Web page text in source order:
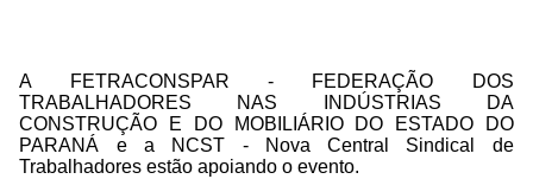
A FETRACONSPAR - FEDERAÇÃO DOS
TRABALHADORES NAS INDÚSTRIAS DA
CONSTRUÇÃO E DO MOBILIÁRIO DO ESTADO DO
PARANÁ e a NCST - Nova Central Sindical de
Trabalhadores estão apoiando o evento.